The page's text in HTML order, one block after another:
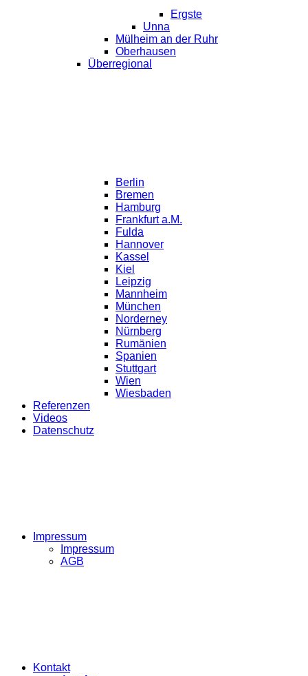
Ergste
Unna
Mülheim an der Ruhr
Oberhausen
Überregional
Berlin
Bremen
Hamburg
Frankfurt a.M.
Fulda
Hannover
Kassel
Kiel
Leipzig
Mannheim
München
Norderney
Nürnberg
Rumänien
Spanien
Stuttgart
Wien
Wiesbaden
Referenzen
Videos
Datenschutz
Impressum
Impressum
AGB
Kontakt